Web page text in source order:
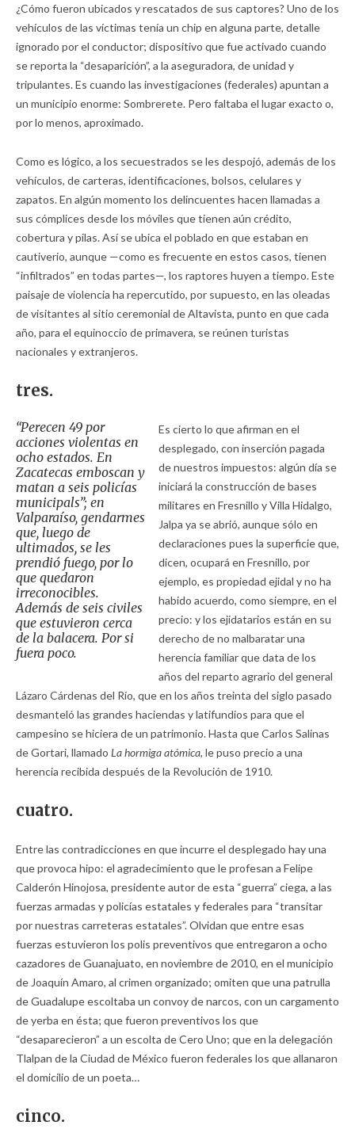
¿Cómo fueron ubicados y rescatados de sus captores? Uno de los
vehículos de las víctimas tenía un chip en alguna parte, detalle
ignorado por el conductor; dispositivo que fue activado cuando
se reporta la “desaparición”, a la aseguradora, de unidad y
tripulantes. Es cuando las investigaciones (federales) apuntan a
un municipio enorme: Sombrerete. Pero faltaba el lugar exacto o,
por lo menos, aproximado.
Como es lógico, a los secuestrados se les despojó, además de los
vehículos, de carteras, identificaciones, bolsos, celulares y
zapatos. En algún momento los delincuentes hacen llamadas a
sus cómplices desde los móviles que tienen aún crédito,
cobertura y pilas. Así se ubica el poblado en que estaban en
cautiverio, aunque —como es frecuente en estos casos, tienen
“infiltrados” en todas partes—, los raptores huyen a tiempo. Este
paisaje de violencia ha repercutido, por supuesto, en las oleadas
de visitantes al sitio ceremonial de Altavista, punto en que cada
año, para el equinoccio de primavera, se reúnen turistas
nacionales y extranjeros.
tres.
“Perecen 49 por
acciones violentas en
ocho estados. En
Zacatecas emboscan y
matan a seis policías
municipals”; en
Valparaíso, gendarmes
que, luego de
ultimados, se les
prendió fuego, por lo
que quedaron
irreconocibles.
Además de seis civiles
que estuvieron cerca
de la balacera. Por si
fuera poco.
Es cierto lo que afirman en el
desplegado, con inserción pagada
de nuestros impuestos: algún día se
iniciará la construcción de bases
militares en Fresnillo y Villa Hidalgo,
Jalpa ya se abrió, aunque sólo en
declaraciones pues la superficie que,
dicen, ocupará en Fresnillo, por
ejemplo, es propiedad ejidal y no ha
habido acuerdo, como siempre, en el
precio: y los ejidatarios están en su
derecho de no malbaratar una
herencia familiar que data de los
años del reparto agrario del general
Lázaro Cárdenas del Río, que en los años treinta del siglo pasado
desmanteló las grandes haciendas y latifundios para que el
campesino se hiciera de un patrimonio. Hasta que Carlos Salinas
de Gortari, llamado La hormiga atómica, le puso precio a una
herencia recibida después de la Revolución de 1910.
cuatro.
Entre las contradicciones en que incurre el desplegado hay una
que provoca hipo: el agradecimiento que le profesan a Felipe
Calderón Hinojosa, presidente autor de esta “guerra” ciega, a las
fuerzas armadas y policías estatales y federales para “transitar
por nuestras carreteras estatales”. Olvidan que entre esas
fuerzas estuvieron los polis preventivos que entregaron a ocho
cazadores de Guanajuato, en noviembre de 2010, en el municipio
de Joaquín Amaro, al crimen organizado; omiten que una patrulla
de Guadalupe escoltaba un convoy de narcos, con un cargamento
de yerba en ésta; que fueron preventivos los que
“desaparecieron” a un escolta de Cero Uno; que en la delegación
Tlalpan de la Ciudad de México fueron federales los que allanaron
el domicilio de un poeta…
cinco.